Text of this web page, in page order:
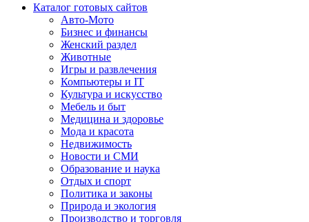
Каталог готовых сайтов
Авто-Мото
Бизнес и финансы
Женский раздел
Животные
Игры и развлечения
Компьютеры и IT
Культура и искусство
Мебель и быт
Медицина и здоровье
Мода и красота
Недвижимость
Новости и СМИ
Образование и наука
Отдых и спорт
Политика и законы
Природа и экология
Производство и торговля